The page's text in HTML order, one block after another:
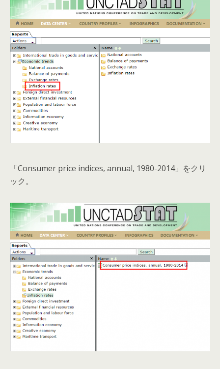
「Consumer price indices, annual, 1980-2014」をクリ
ック。